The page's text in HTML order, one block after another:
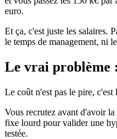
euro.
Et ça, c'est juste les salaires.
le temps de management, ni
Le vrai problème
Le coût n'est pas le pire,
Vous recrutez avant d'avoir
fixe lourd pour valider une
testée.